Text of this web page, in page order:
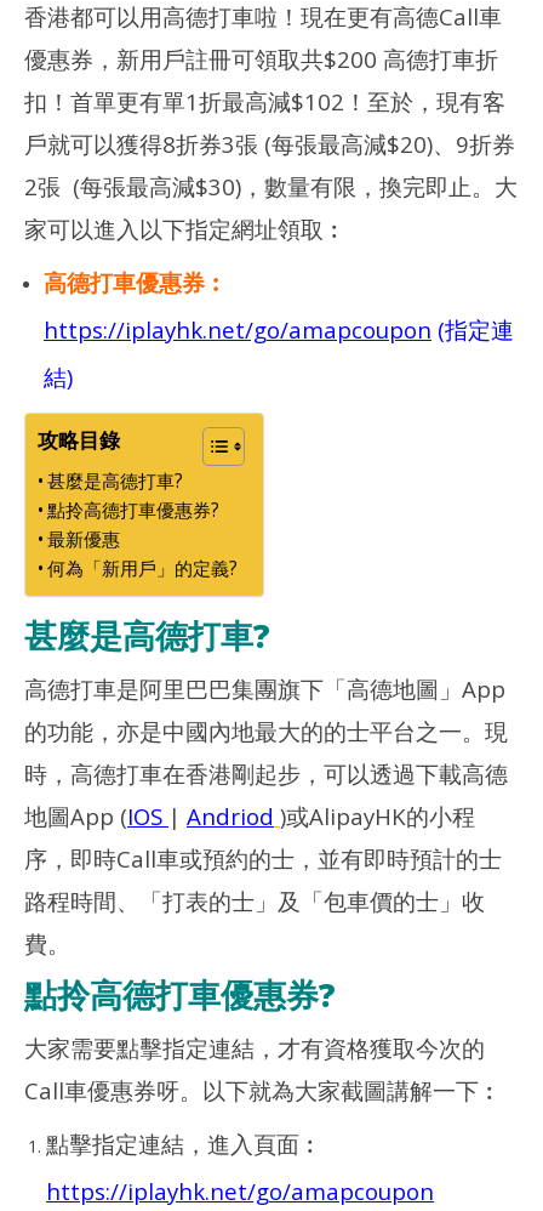
NOW VIEWING
優惠碼 | 高德地圖Call車減$102！附︰$200優惠券~超吸引！
2025
年
月 1
日
香
愛
玩
生
香港都可以用高德打車啦！現在更有高德Call車
優惠券，新用戶註冊可領取共$200 高德打車折
扣！首單更有單1折最高減$102！至於，現有客
戶就可以獲得8折券3張 (每張最高減$20)、9折券
2張 (每張最高減$30)，數量有限，換完即止。大
家可以進入以下指定網址領取︰
高德打車優惠券︰
https://iplayhk.net/go/amapcoupon (指定連
結)
攻略目錄
甚麼是高德打車?
點拎高德打車優惠券?
最新優惠
何為「新用戶」的定義?
甚麼是高德打車?
高德打車是阿里巴巴集團旗下「高德地圖」App
的功能，亦是中國內地最大的的士平台之一。現
時，高德打車在香港剛起步，可以透過下載高德
地圖App (IOS | Andriod )或AlipayHK的小程
序，即時Call車或預約的士，並有即時預計的士
路程時間、「打表的士」及「包車價的士」收
費。
點拎高德打車優惠券?
大家需要點擊指定連結，才有資格獲取今次的
Call車優惠券呀。以下就為大家截圖講解一下︰
點擊指定連結，進入頁面︰
https://iplayhk.net/go/amapcoupon